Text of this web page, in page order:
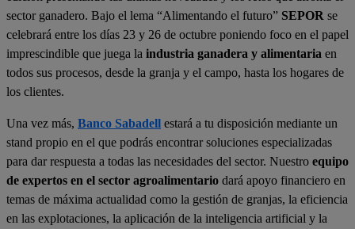
sector ganadero. Bajo el lema “Alimentando el futuro” SEPOR se
celebrará entre los días 23 y 26 de octubre poniendo foco en el papel
imprescindible que juega la industria ganadera y alimentaria en
todos sus procesos, desde la granja y el campo, hasta los hogares de
los clientes.
Una vez más, Banco Sabadell estará a tu disposición mediante un
stand propio en el que podrás encontrar soluciones especializadas
para dar respuesta a todas las necesidades del sector. Nuestro equipo
de expertos en el sector agroalimentario dará apoyo financiero en
temas de máxima actualidad como la gestión de granjas, la eficiencia
en las explotaciones, la aplicación de la inteligencia artificial y la